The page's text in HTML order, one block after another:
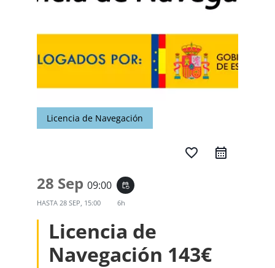
Licencia de Navegación
favorite_border
28 Sep 09:00 event_repeat
HASTA 28 SEP, 15:00 6h
Licencia de
Navegación 143€